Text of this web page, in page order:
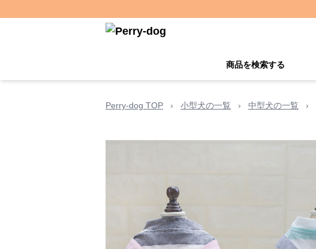
商品を検索する
Perry-dog TOP › 小型犬の一覧 › 中型犬の一覧 ›